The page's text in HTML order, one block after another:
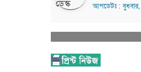
আপডেটঃ : বুধবার,